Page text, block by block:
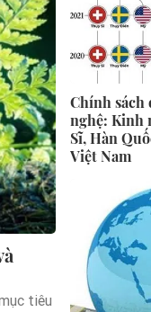
tiêu
Chính sách
nghệ: Kinh
Sĩ, Hàn
Việt Nam